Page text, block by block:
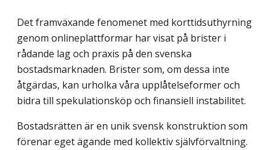
Det framväxande fenomenet med korttidsuthyrning
genom onlineplattformar har visat på brister i
rådande lag och praxis på den svenska
bostadsmarknaden. Brister som, om dessa inte
åtgärdas, kan urholka våra upplåtelseformer och
bidra till spekulationsköp och finansiell instabilitet.
Bostadsrätten är en unik svensk konstruktion som
förenar eget ägande med kollektiv självförvaltning.